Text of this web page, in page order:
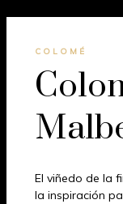
COLOMÉ
El viñedo de la
la inspiración